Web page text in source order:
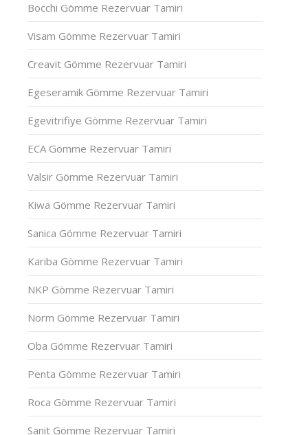
Bocchi Gömme Rezervuar Tamiri
Visam Gömme Rezervuar Tamiri
Creavit Gömme Rezervuar Tamiri
Egeseramik Gömme Rezervuar Tamiri
Egevitrifiye Gömme Rezervuar Tamiri
ECA Gömme Rezervuar Tamiri
Valsir Gömme Rezervuar Tamiri
Kiwa Gömme Rezervuar Tamiri
Sanica Gömme Rezervuar Tamiri
Kariba Gömme Rezervuar Tamiri
NKP Gömme Rezervuar Tamiri
Norm Gömme Rezervuar Tamiri
Oba Gömme Rezervuar Tamiri
Penta Gömme Rezervuar Tamiri
Roca Gömme Rezervuar Tamiri
Sanit Gömme Rezervuar Tamiri